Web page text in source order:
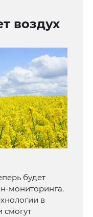
воздух
будет
мониторинга.
в
смогут